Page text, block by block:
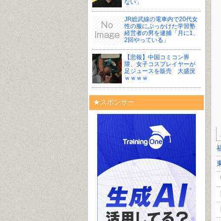
ない」
JR総武線の電車内で20代女
性の服にぶっかけた学習塾
経営者の男を逮捕「月に1、
2回やっている」
【悲報】中国コミコン界
隈、女子コスプレイヤーが
足ジュースを販売 大盛況
ｗｗｗｗ
★スポンサー